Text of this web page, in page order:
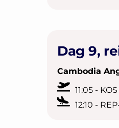
Dag 9,
Cambodia
11:05 - KOS
12:10 -